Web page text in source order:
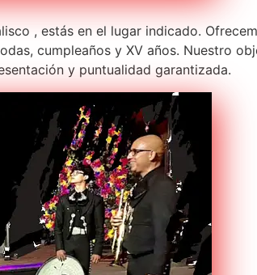
, estás en el lugar indicado.
cumpleaños y XV años. Nuestro
y puntualidad garantizada.